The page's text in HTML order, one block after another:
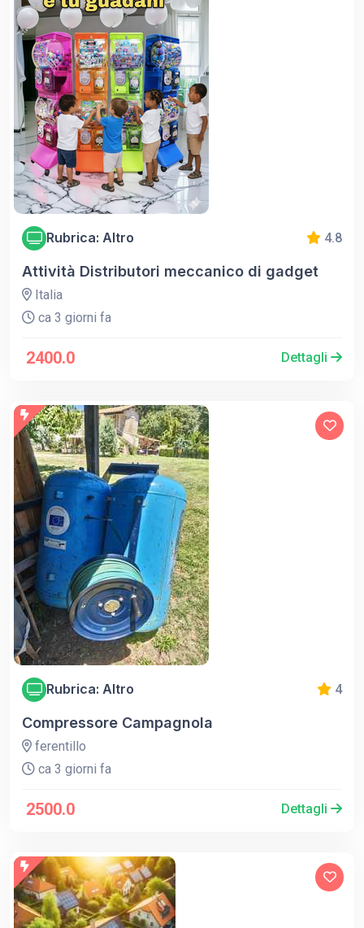
Rubrica: Altro 4.8
Attività Distributori meccanico di gadget
Italia
ca 3 giorni fa
2400.0 Dettagli
Rubrica: Altro 4
Compressore Campagnola
ferentillo
ca 3 giorni fa
2500.0 Dettagli